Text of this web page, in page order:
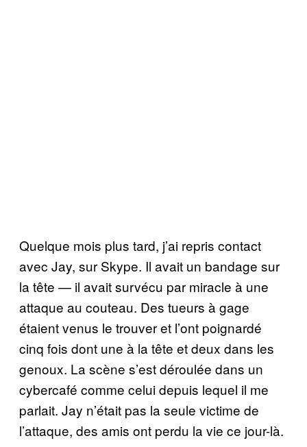
Quelque mois plus tard, j’ai repris contact
avec Jay, sur Skype. Il avait un bandage sur
la tête — il avait survécu par miracle à une
attaque au couteau. Des tueurs à gage
étaient venus le trouver et l’ont poignardé
cinq fois dont une à la tête et deux dans les
genoux. La scène s’est déroulée dans un
cybercafé comme celui depuis lequel il me
parlait. Jay n’était pas la seule victime de
l’attaque, des amis ont perdu la vie ce jour-là.